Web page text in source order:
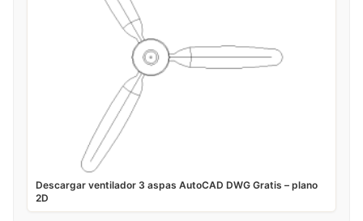
Descargar ventilador 3 aspas AutoCAD DWG Gratis – plano
2D